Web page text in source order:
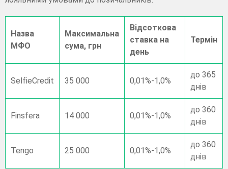
Назва
МФО
Максимальна
сума, грн
Відсоткова
ставка на
день
Термін
SelfieCredit 35 000 0,01%-1,0%
до 365
днів
Finsfera 14 000 0,01%-1,0%
до 360
днів
Tengo 25 000 0,01%-1,0%
до 360
днів